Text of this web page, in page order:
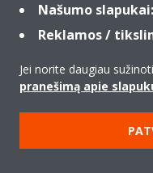
Kontaktas
Produktai
Našumo slapukai:
Reklamos /
Jei norite daugiau
pranešimą apie